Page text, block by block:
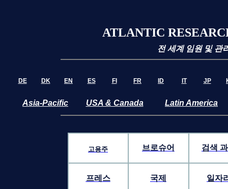
ATLANTIC
전 세계 임원 및 관
DE DK EN ES FI FR ID IT JP
Asia-Pacific USA & Canada Latin America
고용주 브로슈어 검색
프레스 국제 일자